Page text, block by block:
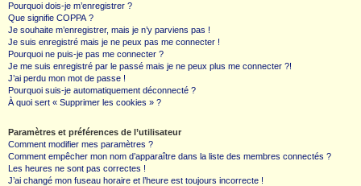
Pourquoi dois-je m’enregistrer ?
Que signifie COPPA ?
Je souhaite m’enregistrer, mais je n’y parviens pas !
Je suis enregistré mais je ne peux pas me connecter !
Pourquoi ne puis-je pas me connecter ?
Je me suis enregistré par le passé mais je ne peux plus me connecter ?!
J’ai perdu mon mot de passe !
Pourquoi suis-je automatiquement déconnecté ?
À quoi sert « Supprimer les cookies » ?
Paramètres et préférences de l’utilisateur
Comment modifier mes paramètres ?
Comment empêcher mon nom d’apparaître dans la liste des membres connectés ?
Les heures ne sont pas correctes !
J’ai changé mon fuseau horaire et l’heure est toujours incorrecte !